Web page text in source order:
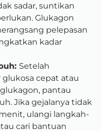
sadar, suntikan
Glukagon
pelepasan
kadar
Setelah
cepat atau
pantau
Jika gejalanya tidak
ulangi langkah-
cari bantuan